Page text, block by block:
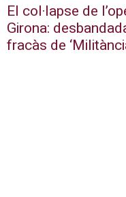
El col·lapse de
Girona:
fracàs de